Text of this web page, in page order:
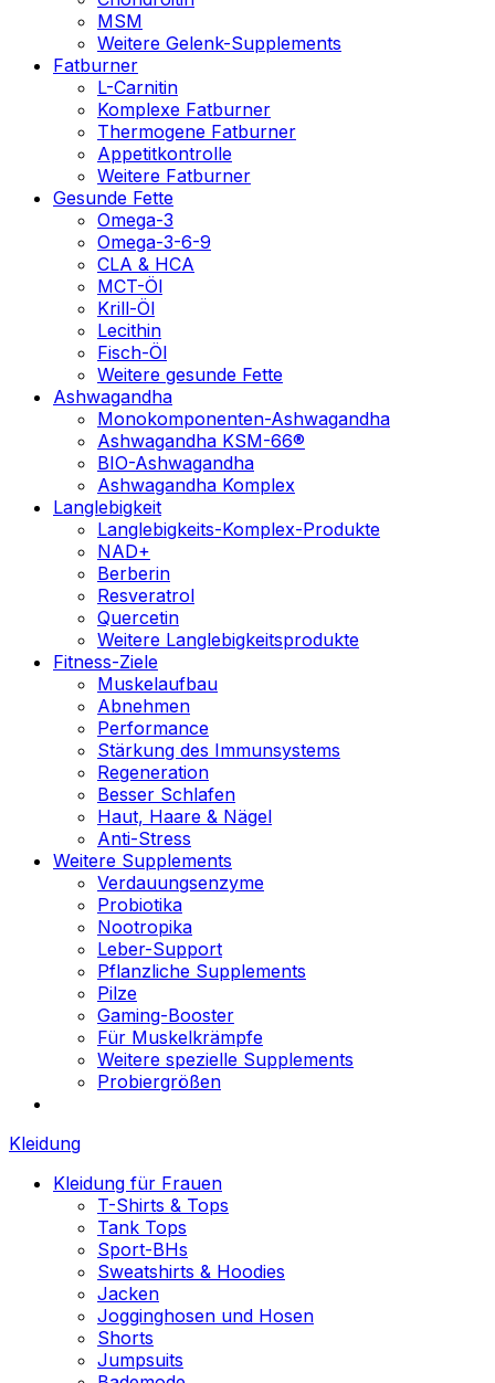
MSM
Weitere Gelenk-Supplements
Fatburner
L-Carnitin
Komplexe Fatburner
Thermogene Fatburner
Appetitkontrolle
Weitere Fatburner
Gesunde Fette
Omega-3
Omega-3-6-9
CLA & HCA
MCT-Öl
Krill-Öl
Lecithin
Fisch-Öl
Weitere gesunde Fette
Ashwagandha
Monokomponenten-Ashwagandha
Ashwagandha KSM-66®
BIO-Ashwagandha
Ashwagandha Komplex
Langlebigkeit
Langlebigkeits-Komplex-Produkte
NAD+
Berberin
Resveratrol
Quercetin
Weitere Langlebigkeitsprodukte
Fitness-Ziele
Muskelaufbau
Abnehmen
Performance
Stärkung des Immunsystems
Regeneration
Besser Schlafen
Haut, Haare & Nägel
Anti-Stress
Weitere Supplements
Verdauungsenzyme
Probiotika
Nootropika
Leber-Support
Pflanzliche Supplements
Pilze
Gaming-Booster
Für Muskelkrämpfe
Weitere spezielle Supplements
Probiergrößen
Kleidung
Kleidung für Frauen
T-Shirts & Tops
Tank Tops
Sport-BHs
Sweatshirts & Hoodies
Jacken
Jogginghosen und Hosen
Shorts
Jumpsuits